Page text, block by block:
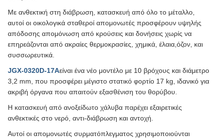
Με ανθεκτική στη διάβρωση, κατασκευή από όλο το μέταλλο,
αυτοί οι οικολογικά σταθεροί απομονωτές προσφέρουν υψηλής
απόδοσης απομόνωση από κρούσεις και δονήσεις χωρίς να
επηρεάζονται από ακραίες θερμοκρασίες, χημικά, έλαια,όζον, και
συσσωρευτικά.
JGX-0320D-17Aείναι ένα νέο μοντέλο με 10 βρόχους και διάμετρο
3,2 mm, που προσφέρει μέγιστο στατικό φορτίο 17 kg, ιδανικό για
ακριβή όργανα που απαιτούν εξασθένιση του θορύβου.
Η κατασκευή από ανοξείδωτο χάλυβα παρέχει εξαιρετικές
ανθεκτικές στο νερό, αντι-διάβρωση και αντοχή.
Αυτοί οι απομονωτές συρματόπλεγματος χρησιμοποιούνται